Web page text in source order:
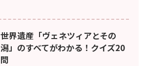
世界遺産「ヴェネツィアとその
潟」のすべてがわかる！クイズ20
問